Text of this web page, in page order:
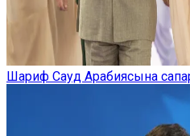
Шариф Сауд Арабиясына